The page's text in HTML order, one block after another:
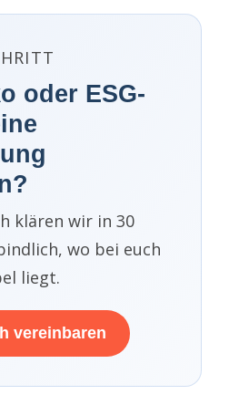
oder ESG-
klären wir in 30
wo bei euch
liegt.
vereinbaren